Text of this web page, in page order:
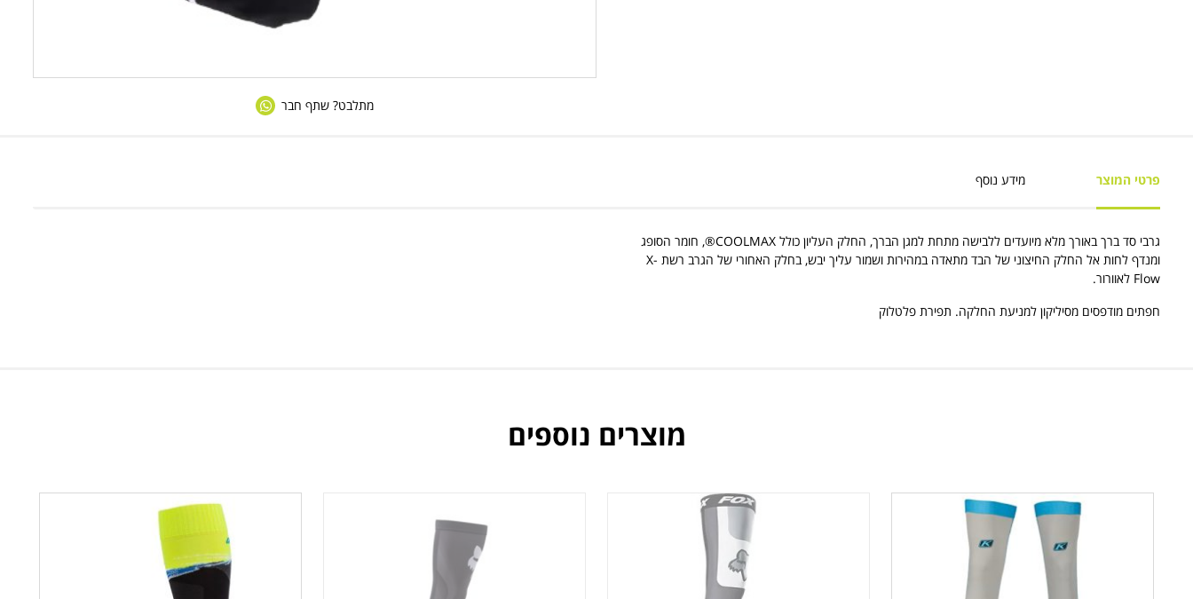
מתלבט? שתף חבר
פרטי המוצר מידע נוסף
גרבי סד ברך באורך מלא מיועדים ללבישה מתחת למגן הברך, החלק העליון כולל COOLMAX®, חומר הסופג
ומנדף לחות אל החלק החיצוני של הבד מתאדה במהירות ושמור עליך יבש, בחלק האחורי של הגרב רשת X-
Flow לאוורור.
חפתים מודפסים מסיליקון למניעת החלקה. תפירת פלטלוק
מוצרים נוספים